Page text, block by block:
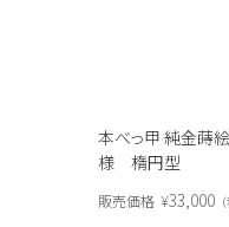
本べっ甲 純金蒔
様 楕円型
販売価格 ¥33,000